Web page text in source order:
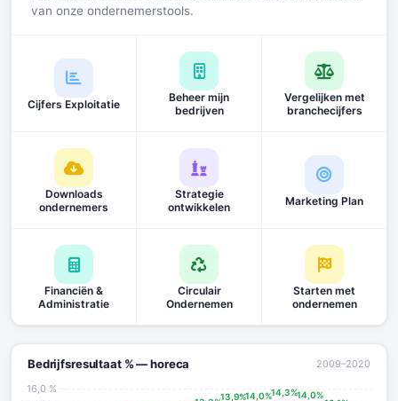
Bedrijfsresultaat % — horeca 2009–2020
van onze ondernemerstools.
Cijfers Exploitatie
Beheer mijn
bedrijven
Vergelijken met
branchecijfers
Downloads
ondernemers
Strategie
ontwikkelen
Marketing Plan
Financiën &
Administratie
Circulair
Ondernemen
Starten met
ondernemen